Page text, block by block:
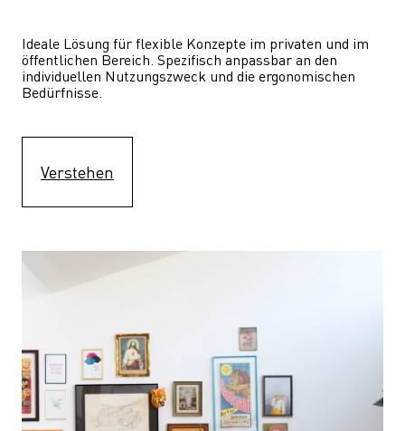
Ideale Lösung für flexible Konzepte im privaten und im
öffentlichen Bereich. Spezifisch anpassbar an den
individuellen Nutzungszweck und die ergonomischen
Bedürfnisse.
Verstehen